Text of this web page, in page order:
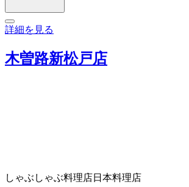
詳細を見る
木曽路新松戸店
しゃぶしゃぶ料理店日本料理店